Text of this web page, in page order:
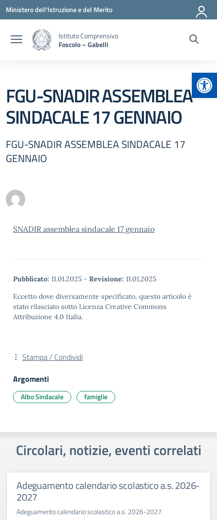
Vai ai contenuti
Vai al menu di navigazione
Vai al footer
Ministero dell'Istruzione e del Merito
Istituto Comprensivo
Foscolo – Gabelli
FGU-SNADIR ASSEMBLEA
SINDACALE 17 GENNAIO
FGU-SNADIR ASSEMBLEA SINDACALE 17
GENNAIO
SNADIR assemblea sindacale 17 gennaio
Pubblicato: 11.01.2025 - Revisione: 11.01.2025
Eccetto dove diversamente specificato, questo articolo è
stato rilasciato sotto Licenza Creative Commons
Attribuzione 4.0 Italia.
Stampa / Condividi
Argomenti
Albo Sindacale famiglie
Circolari, notizie, eventi correlati
Adeguamento calendario scolastico a.s. 2026-
2027
Adeguamento calendario scolastico a.s. 2026-2027